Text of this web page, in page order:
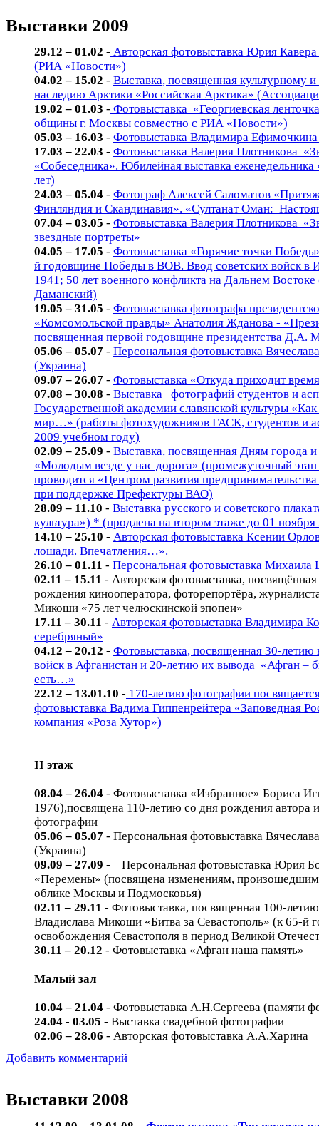
Выставки 2009
29.12 – 01.02 - Авторская фотовыставка Юрия
(РИА «Новости»)
04.02 – 15.02 - Выставка, посвященная культурному
наследию Арктики «Российская Арктика»
19.02 – 01.03 - Фотовыставка «Георгиевская
общины г. Москвы совместно с РИА «Новости»)
05.03 – 16.03 - Фотовыставка Владимира Ефимочкина
17.03 – 22.03 - Фотовыставка Валерия Плотникова
«Собеседника». Юбилейная выставка
лет)
24.03 – 05.04 - Фотограф Алексей Саломатов
Финляндия и Скандинавия». «Султанат Оман:
07.04 – 03.05 - Фотовыставка Валерия Плотникова
звездные портреты»
04.05 – 17.05 - Фотовыставка «Горячие точки
й годовщине Победы в ВОВ. Ввод советских войск в
1941; 50 лет военного конфликта на Дальнем Востоке
Даманский)
19.05 – 31.05 - Фотовыставка фотографа
«Комсомольской правды» Анатолия Жданова -
посвященная первой годовщине президентства Д.А.
05.06 – 05.07 - Персональная фотовыставка
(Украина)
09.07 – 26.07 - Фотовыставка «Откуда приходит
07.08 – 30.08 - Выставка фотографий студентов и
Государственной академии славянской культуры «Как
мир…» (работы фотохудожников ГАСК, студентов и
2009 учебном году)
02.09 – 25.09 - Выставка, посвященная Дням города
«Молодым везде у нас дорога» (промежуточный этап
проводится «Центром развития
при поддержке Префектуры ВАО)
28.09 – 11.10 - Выставка русского и советского
культура») * (продлена на втором этаже до 01 ноября
14.10 – 25.10 - Авторская фотовыставка Ксении
лошади. Впечатления…».
26.10 – 01.11 - Персональная фотовыставка
02.11 – 15.11 - Авторская фотовыставка,
рождения кинооператора, фоторепортёра,
Микоши «75 лет челюскинской эпопеи»
17.11 – 30.11 - Авторская фотовыставка Владимира
серебряный»
04.12 – 20.12 - Фотовыставка, посвященная 30-летию
войск в Афганистан и 20-летию их вывода «Афган –
есть…»
22.12 – 13.01.10 - 170-летию фотографии
фотовыставка Вадима Гиппенрейтера «Заповедная
компания «Роза Хутор»)
II этаж
08.04 – 26.04 - Фотовыставка «Избранное» Бориса
1976),посвящена 110-летию со дня рождения автора
фотографии
05.06 – 05.07 - Персональная фотовыставка
(Украина)
09.09 – 27.09 - Персональная фотовыставка Юрия
«Перемены» (посвящена изменениям, произошедшим
облике Москвы и Подмосковья)
02.11 – 29.11 - Фотовыставка, посвященная 100-
Владислава Микоши «Битва за Севастополь» (к 65-й
освобождения Севастополя в период Великой
30.11 – 20.12 - Фотовыставка «Афган наша память»
Малый зал
10.04 – 21.04 - Фотовыставка А.Н.Сергеева (памяти
24.04 - 03.05 - Выставка свадебной фотографии
02.06 – 28.06 - Авторская фотовыставка А.А.Харина
Добавить комментарий
Выставки 2008